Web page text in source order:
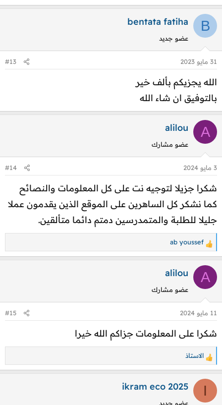
B
bentata fatiha
عضو جديد
31 مايو 2023 #13
الله يجزيكم بألف خير
بالتوفيق ان شاء الله
A
alilou
عضو مشارك
3 مايو 2024 #14
شكرا جزيلا لتوجيه نت على كل المعلومات والنصائح
كما نشكر كل الساهرين على الموقع الذين يقدمون عملا
جليلا للطلبة والمتمدرسين دمتم دائما متألقين.
ا
ل
ت
ع
ل
ت
ab youssef
A
alilou
عضو مشارك
11 مايو 2024 #15
شكرا على المعلومات جزاكم الله خيرا
ا
ل
ت
الاستاذ
I
ikram eco 2025
عضو جديد